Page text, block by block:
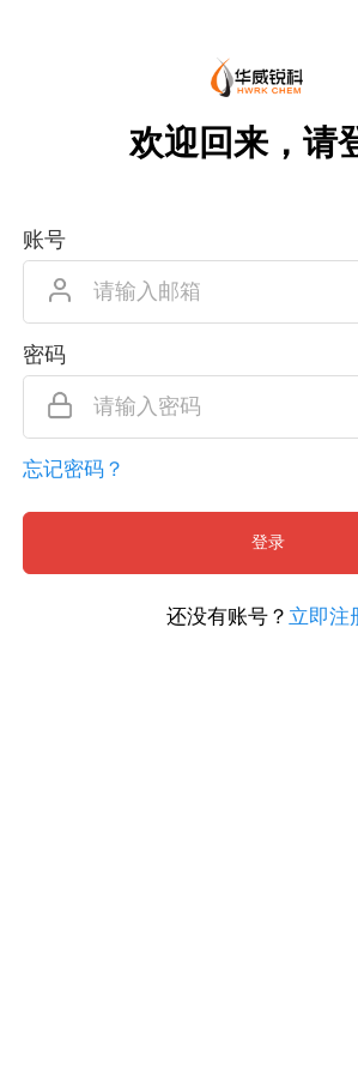
欢迎回来，请
账号
密码
忘记密码？
登录
还没有账号？ 立即注